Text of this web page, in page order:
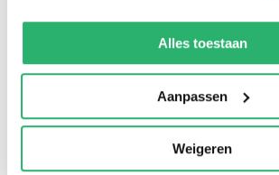
We werken samen met13 derdendie
kunnen ontvangen en verwerken.
Alles toestaan
Aanpassen
Weigeren
:Summer Benton
Harpercollins Publishers Inc